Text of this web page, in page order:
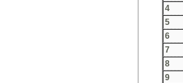
4
5
6
7
8
9